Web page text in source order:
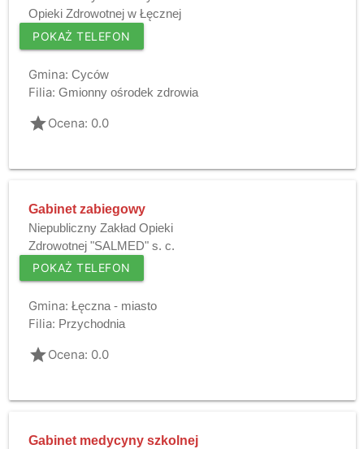
Opieki Zdrowotnej w Łęcznej
POKAŻ TELEFON
Gmina: Cyców
Filia: Gmionny ośrodek zdrowia
gradeOcena: 0.0
Gabinet zabiegowy
Niepubliczny Zakład Opieki
Zdrowotnej "SALMED" s. c.
POKAŻ TELEFON
Gmina: Łęczna - miasto
Filia: Przychodnia
gradeOcena: 0.0
Gabinet medycyny szkolnej